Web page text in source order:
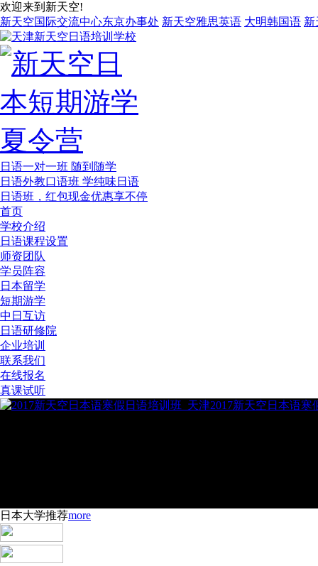
欢迎来到新天空!
新天空国际交流中心东京办事处 新天空雅思英语 大明韩国语 新
日语一对一班 随到随学
日语外教口语班 学纯味日语
日语班，红包现金优惠享不停
首页
学校介绍
日语课程设置
师资团队
学员阵容
日本留学
短期游学
中日互访
日语研修院
企业培训
联系我们
在线报名
真课试听
2017新天空日本语寒
日本大学推荐more